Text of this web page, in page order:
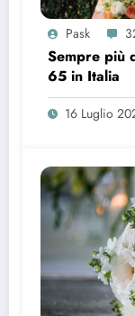
Pask
Sempre più
65 in Italia
16 Luglio